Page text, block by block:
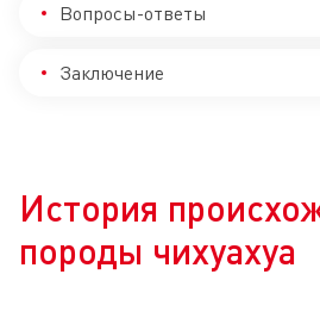
Вопросы-ответы
Заключение
История
породы чихуахуа